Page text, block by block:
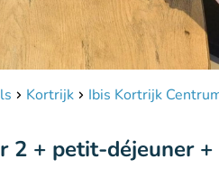
Kortrijk Ibis Kortrijk
2 + petit-déjeuner